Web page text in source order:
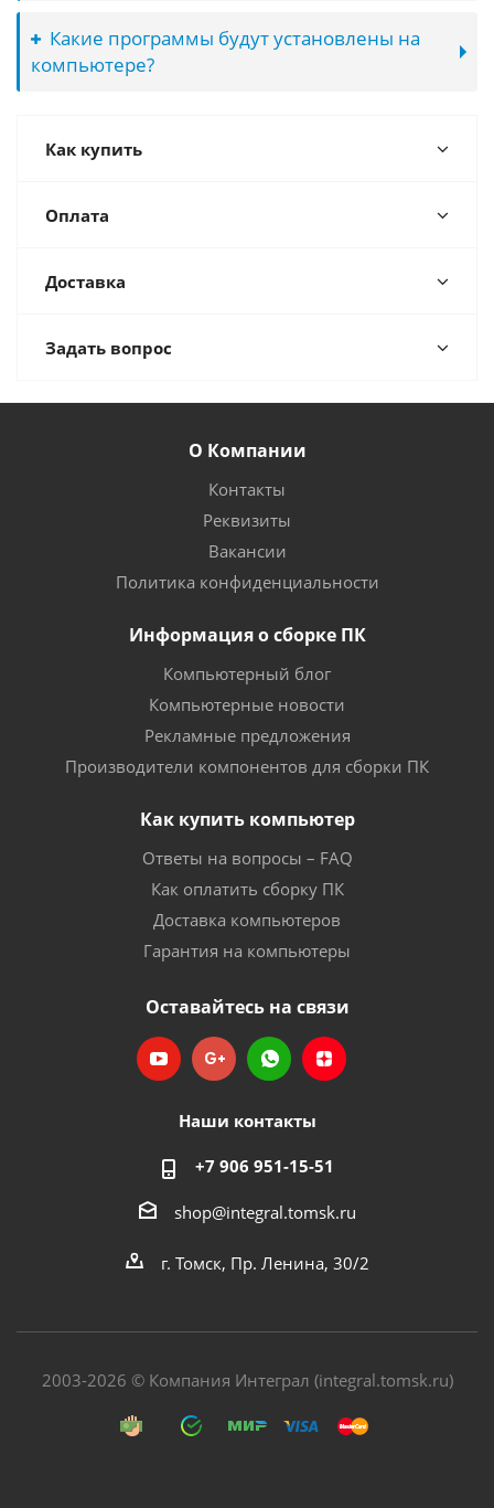
Какие программы будут установлены на
компьютере?
Как купить
Оплата
Доставка
Задать вопрос
О Компании
Контакты
Реквизиты
Вакансии
Политика конфиденциальности
Информация о сборке ПК
Компьютерный блог
Компьютерные новости
Рекламные предложения
Производители компонентов для сборки ПК
Как купить компьютер
Ответы на вопросы – FAQ
Как оплатить сборку ПК
Доставка компьютеров
Гарантия на компьютеры
Оставайтесь на связи
Наши контакты
+7 906 951-15-51
shop@integral.tomsk.ru
г. Томск, Пр. Ленина, 30/2
2003-2026 © Компания Интеграл (integral.tomsk.ru)